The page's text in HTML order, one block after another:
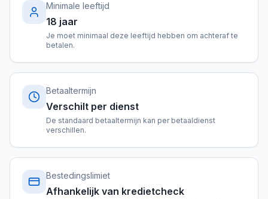
Minimale leeftijd
18 jaar
Je moet minimaal deze leeftijd hebben om achteraf te
betalen.
Betaaltermijn
Verschilt per dienst
De standaard betaaltermijn kan per betaaldienst
verschillen.
Bestedingslimiet
Afhankelijk van kredietcheck